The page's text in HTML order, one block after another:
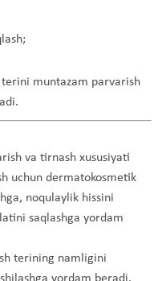
muntazam parvarish
va tirnash xususiyati
uchun dermatokosmetik
noqulaylik hissini
saqlashga yordam
terining namligini
yordam beradi.